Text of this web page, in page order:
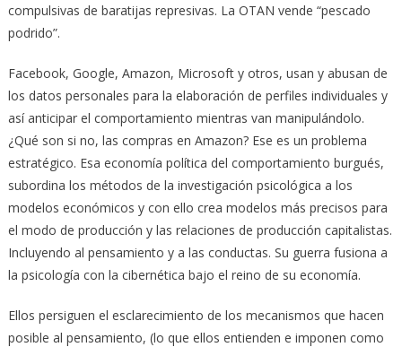
compulsivas de baratijas represivas. La OTAN vende “pescado
podrido”.
Facebook, Google, Amazon, Microsoft y otros, usan y abusan de
los datos personales para la elaboración de perfiles individuales y
así anticipar el comportamiento mientras van manipulándolo.
¿Qué son si no, las compras en Amazon? Ese es un problema
estratégico. Esa economía política del comportamiento burgués,
subordina los métodos de la investigación psicológica a los
modelos económicos y con ello crea modelos más precisos para
el modo de producción y las relaciones de producción capitalistas.
Incluyendo al pensamiento y a las conductas. Su guerra fusiona a
la psicología con la cibernética bajo el reino de su economía.
Ellos persiguen el esclarecimiento de los mecanismos que hacen
posible al pensamiento, (lo que ellos entienden e imponen como